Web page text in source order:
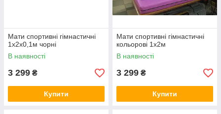
Мати спортивні гімнастичні
1х2х0,1м чорні
В наявності
3 299 ₴
Купити
Мати спортивні гімнастичні
кольорові 1х2м
В наявності
3 299 ₴
Купити